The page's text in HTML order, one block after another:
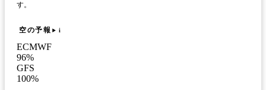
す。
空の予報 i
ECMWF
96%
GFS
100%